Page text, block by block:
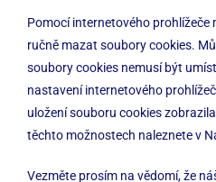
Pomocí internetového
ručně mazat soubory cookies.
soubory cookies nemusí být
nastavení internetového
uložení souboru cookies
těchto možnostech naleznete v
Vezměte prosím na vědomí, že